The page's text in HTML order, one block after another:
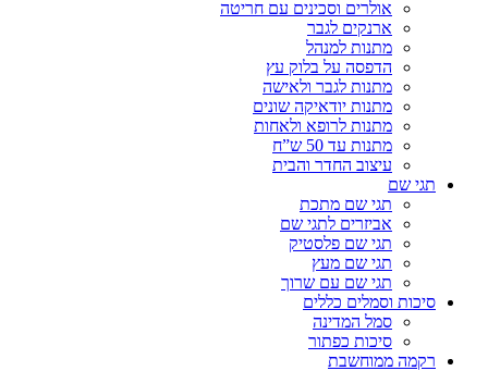
אולרים וסכינים עם חריטה
ארנקים לגבר
מתנות למנהל
הדפסה על בלוק עץ
מתנות לגבר ולאישה
מתנות יודאיקה שונים
מתנות לרופא ולאחות
מתנות עד 50 ש”ח
עיצוב החדר והבית
תגי שם
תגי שם מתכת
אביזרים לתגי שם
תגי שם פלסטיק
תגי שם מעץ
תגי שם עם שרוך
סיכות וסמלים כללים
סמל המדינה
סיכות כפתור
רקמה ממוחשבת